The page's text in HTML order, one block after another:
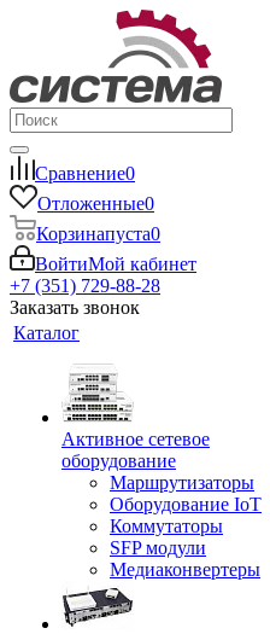
Сравнение0
Отложенные0
Корзинапуста0
ВойтиМой кабинет
+7 (351) 729-88-28
Заказать звонок
Каталог
Активное сетевое
оборудование
Маршрутизаторы
Оборудование IoT
Коммутаторы
SFP модули
Медиаконвертеры